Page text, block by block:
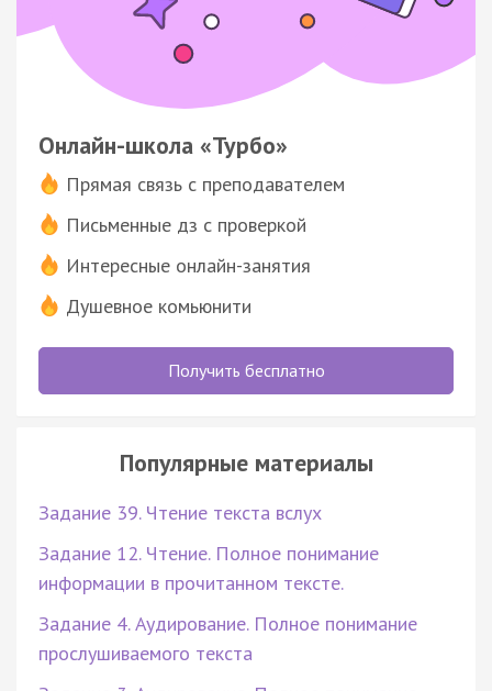
Онлайн-школа «Турбо»
Прямая связь с преподавателем
Письменные дз с проверкой
Интересные онлайн-занятия
Душевное комьюнити
Получить бесплатно
Популярные материалы
Задание 39. Чтение текста вслух
Задание 12. Чтение. Полное понимание
информации в прочитанном тексте.
Задание 4. Аудирование. Полное понимание
прослушиваемого текста